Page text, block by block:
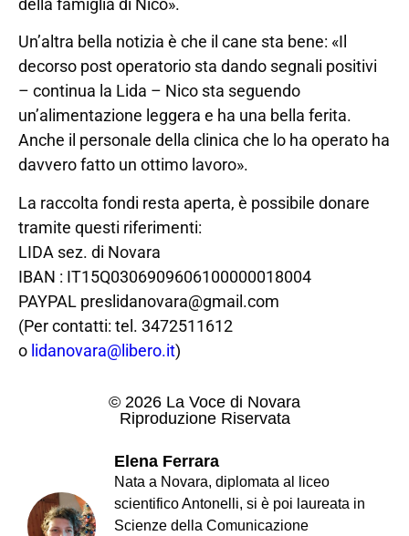
della famiglia di Nico».
Un’altra bella notizia è che il cane sta bene: «Il
decorso post operatorio sta dando segnali positivi
– continua la Lida – Nico sta seguendo
un’alimentazione leggera e ha una bella ferita.
Anche il personale della clinica che lo ha operato ha
davvero fatto un ottimo lavoro».
La raccolta fondi resta aperta, è possibile donare
tramite questi riferimenti:
LIDA sez. di Novara
IBAN : IT15Q0306909606100000018004
PAYPAL preslidanovara@gmail.com
(Per contatti: tel. 3472511612
o lidanovara@libero.it)
© 2026 La Voce di Novara
Riproduzione Riservata
Elena Ferrara
Nata a Novara, diplomata al liceo
scientifico Antonelli, si è poi laureata in
Scienze della Comunicazione